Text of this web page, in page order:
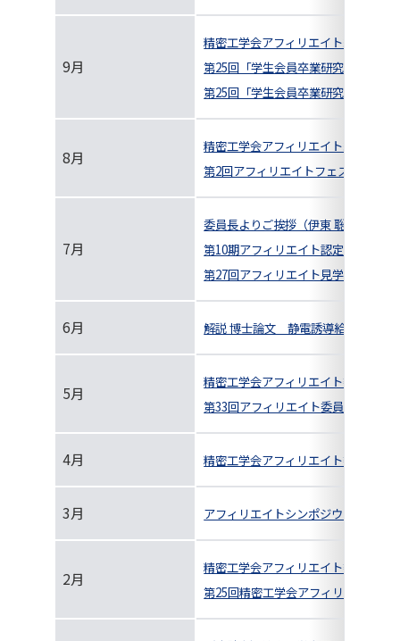
9月
精密工学会アフィリエイト紹介
第25回「学生会員卒業研究発表講演
第25回「学生会員卒業研究発表講演
8月
精密工学会アフィリエイト紹介
第2回アフィリエイトフェスの実施
7月
委員長よりご挨拶（伊東 聡）
第10期アフィリエイト認定式報告（
第27回アフィリエイト見学会＠東京
6月 解説 博士論文 静電誘導給電法を用
5月
精密工学会アフィリエイト委員会 イ
第33回アフィリエイト委員会＆第26
4月 精密工学会アフィリエイト委員会
3月 アフィリエイトシンポジウム＠富山
2月
精密工学会アフィリエイト委員会の
第25回精密工学会アフィリエイト見